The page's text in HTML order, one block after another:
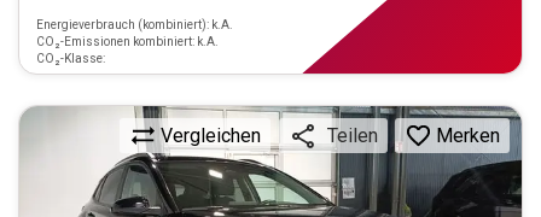
Energieverbrauch (kombiniert): k.A.
CO₂-Emissionen kombiniert: k.A.
CO₂-Klasse:
Vergleichen Teilen Merken